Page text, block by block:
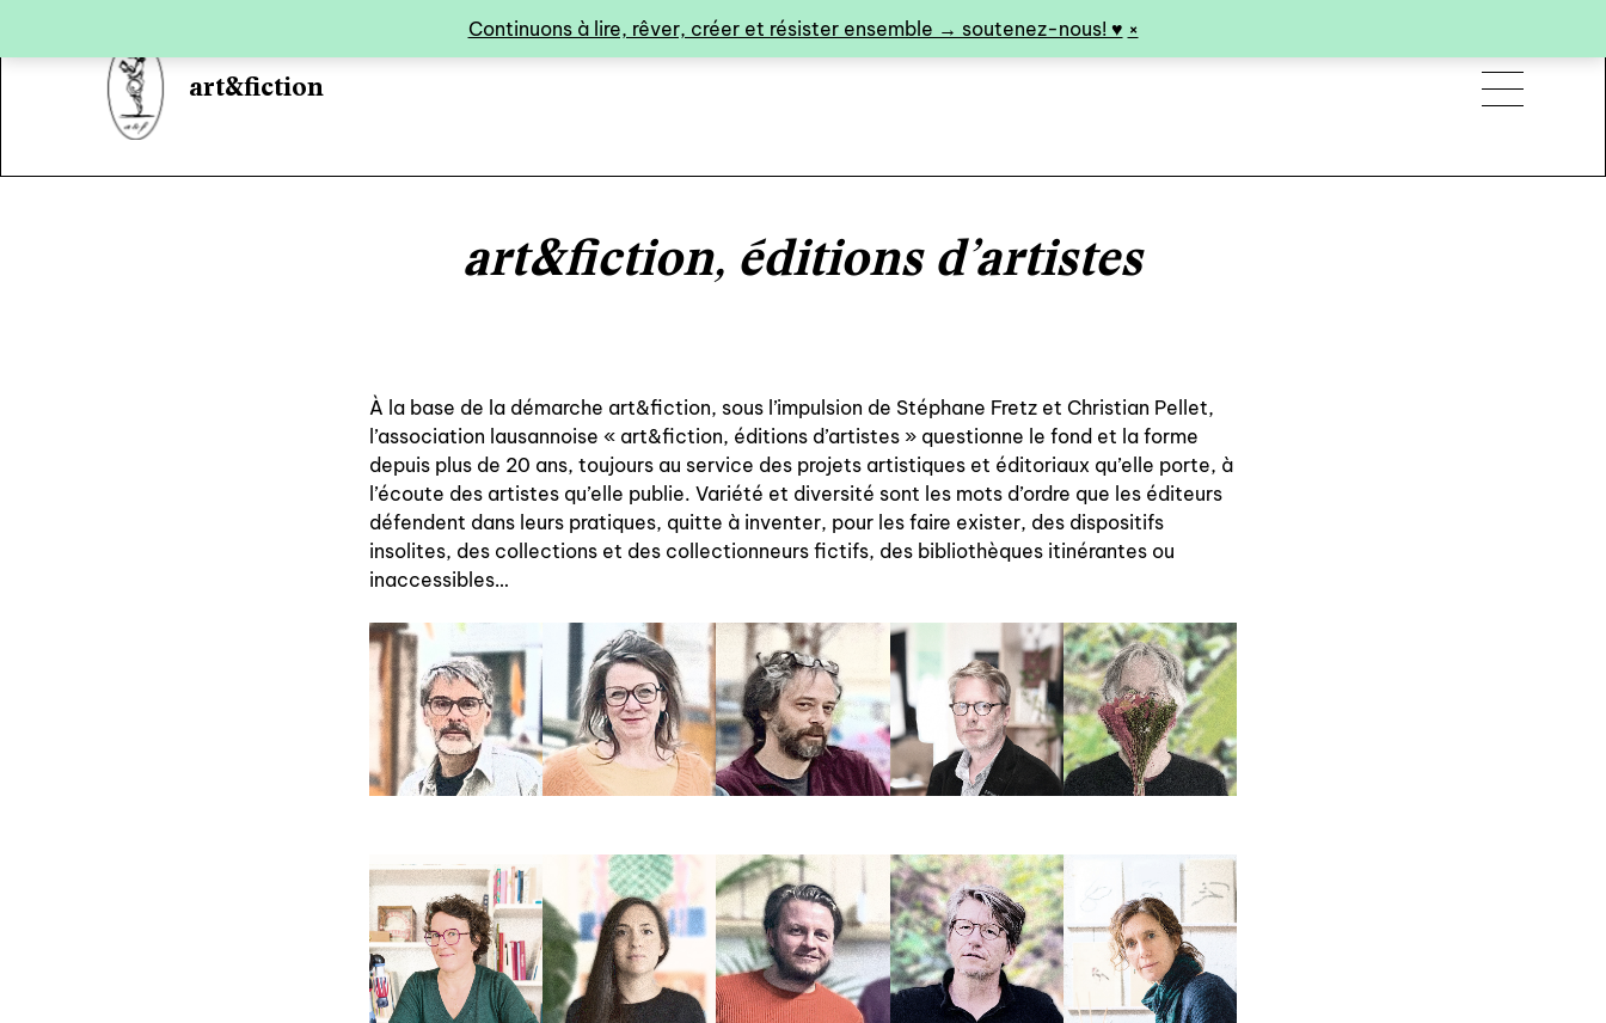
Continuons à lire, rêver, créer et résister ensemble → soutenez-nous! ♥︎ ×
art&fiction
catalogue ↓
catalogue complet
éditions de tête
programmes semestriels
agenda
au-delà du livre ↓
artistes en résidence
lectures performées
art&fiction, éditions d’artistes
À la base de la démarche art&fiction, sous l’impulsion de Stéphane Fretz et Christian Pellet,
l’association lausannoise « art&fiction, éditions d’artistes » questionne le fond et la forme
depuis plus de 20 ans, toujours au service des projets artistiques et éditoriaux qu’elle porte, à
l’écoute des artistes qu’elle publie. Variété et diversité sont les mots d’ordre que les éditeurs
défendent dans leurs pratiques, quitte à inventer, pour les faire exister, des dispositifs
insolites, des collections et des collectionneurs fictifs, des bibliothèques itinérantes ou
inaccessibles…